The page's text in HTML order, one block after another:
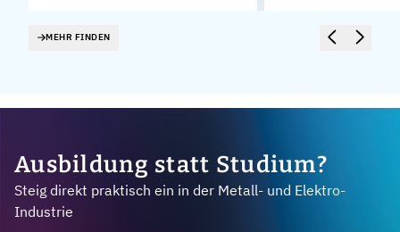
MEHR FINDEN
Ausbildung statt Studium?
Steig direkt praktisch ein in der Metall- und Elektro-
Industrie